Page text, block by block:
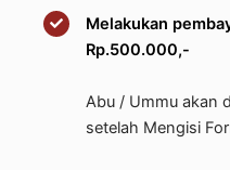
Melakukan
Rp.500.000,-
Abu / Ummu akan
setelah Mengisi